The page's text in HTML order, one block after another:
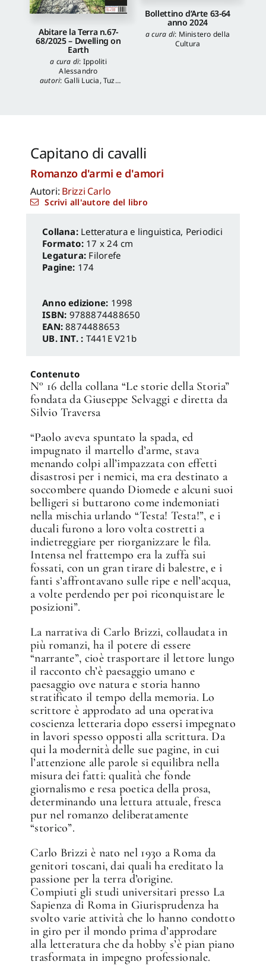
Abitare la Terra n.67-
68/2025 – Dwelling on
Earth
a cura di: Ippoliti
Alessandro
autori: Galli Lucia,Tuzi
Bollettino d’Arte 63-64
anno 2024
a cura di: Ministero della
Cultura
Capitano di cavalli
Romanzo d'armi e d'amori
Autori: Brizzi Carlo
Scrivi all'autore del libro
Letteratura e linguistica, Periodici
Formato: 17 x 24 cm
Legatura: Filorefe
Pagine: 174
Anno edizione: 1998
ISBN: 9788874488650
EAN:8874488653
UB. INT. : T441E V21b
Contenuto
N° 16 della collana “Le storie della Storia”
fondata da Giuseppe Selvaggi e diretta da
Silvio Traversa
“Paolo aveva spuntato la spada, ed
impugnato il martello d’arme, stava
menando colpi all’impazzata con effetti
disastrosi per i nemici, ma era destinato a
soccombere quando Diomede e alcuni suoi
belligeri si buttarono come indemoniati
nella mischia urlando “Testa! Testa!”, e i
ducali furono a loro volta costretti a
indietreggiare per riorganizzare le fila.
Intensa nel frattempo era la zuffa sui
fossati, con un gran tirare di balestre, e i
fanti s’affrontavano sulle ripe e nell’acqua,
a volte perdendo per poi riconquistare le
posizioni”.
La narrativa di Carlo Brizzi, collaudata in
più romanzi, ha il potere di essere
“narrante”, cioè trasportare il lettore lungo
il racconto ch’è paesaggio umano e
paesaggio ove natura e storia hanno
stratificato il tempo della memoria. Lo
scrittore è approdato ad una operativa
coscienza letteraria dopo essersi impegnato
in lavori spesso opposti alla scrittura. Da
qui la modernità delle sue pagine, in cui
l’attenzione alle parole si equilibra nella
misura dei fatti: qualità che fonde
giornalismo e resa poetica della prosa,
determinando una lettura attuale, fresca
pur nel romanzo deliberatamente
“storico”.
Carlo Brizzi è nato nel 1930 a Roma da
genitori toscani, dai quali ha ereditato la
passione per la terra d’origine.
Compiuti gli studi universitari presso La
Sapienza di Roma in Giurisprudenza ha
svolto varie attività che lo hanno condotto
in giro per il mondo prima d’approdare
alla letteratura che da hobby s’è pian piano
trasformata in impegno professionale.